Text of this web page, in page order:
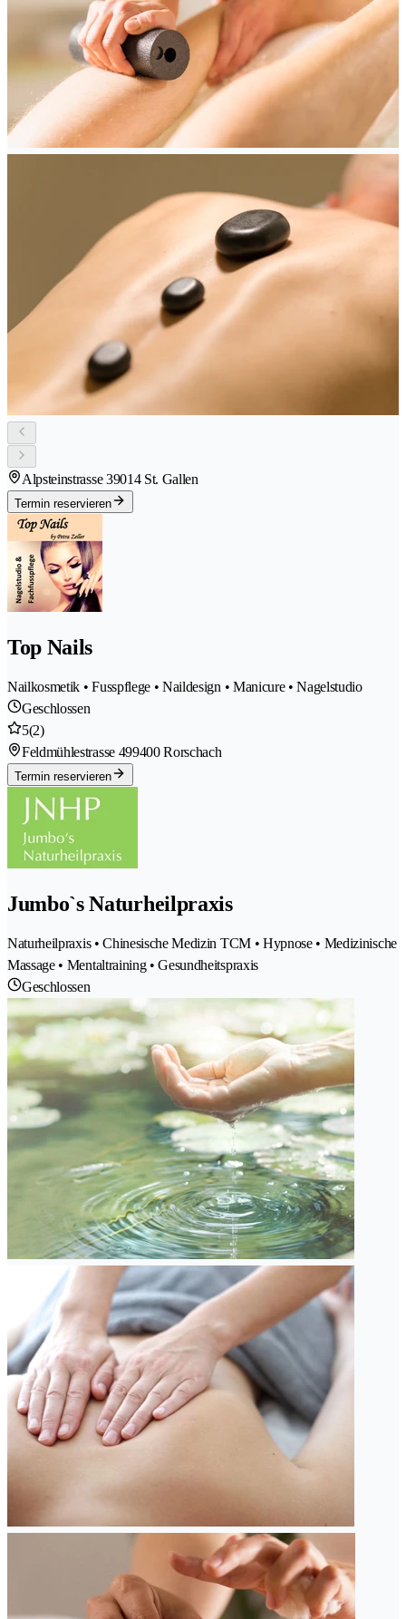
Alpsteinstrasse 39014 St. Gallen
Termin reservieren
Top Nails
Nailkosmetik • Fusspflege • Naildesign • Manicure • Nagelstudio
Geschlossen
5(2)
Feldmühlestrasse 499400 Rorschach
Termin reservieren
Jumbo`s Naturheilpraxis
Naturheilpraxis • Chinesische Medizin TCM • Hypnose • Medizinische
Massage • Mentaltraining • Gesundheitspraxis
Geschlossen